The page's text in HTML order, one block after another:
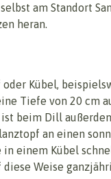
am Standort
heran.
Kübel,
Tiefe von 20 cm
beim Dill
an einen
einem Kübel
Weise